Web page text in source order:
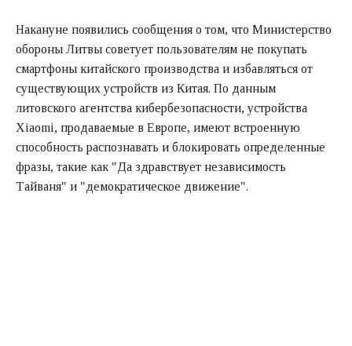
Накануне появились сообщения о том, что Министерство
обороны Литвы советует пользователям не покупать
смартфоны китайского производства и избавляться от
существующих устройств из Китая. По данным
литовского агентства кибербезопасности, устройства
Xiaomi, продаваемые в Европе, имеют встроенную
способность распознавать и блокировать определенные
фразы, такие как "Да здравствует независимость
Тайваня" и "демократическое движение".